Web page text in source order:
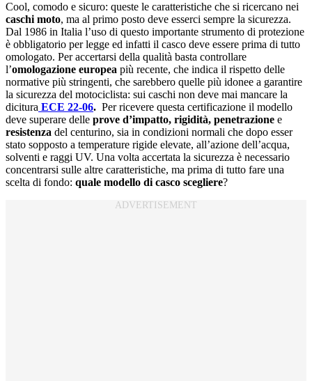
Cool, comodo e sicuro: queste le caratteristiche che si ricercano nei
caschi moto, ma al primo posto deve esserci sempre la sicurezza.
Dal 1986 in Italia l’uso di questo importante strumento di protezione
è obbligatorio per legge ed infatti il casco deve essere prima di tutto
omologato. Per accertarsi della qualità basta controllare
l’omologazione europea più recente, che indica il rispetto delle
normative più stringenti, che sarebbero quelle più idonee a garantire
la sicurezza del motociclista: sui caschi non deve mai mancare la
dicitura ECE 22-06. Per ricevere questa certificazione il modello
deve superare delle prove d’impatto, rigidità, penetrazione e
resistenza del centurino, sia in condizioni normali che dopo esser
stato sopposto a temperature rigide elevate, all’azione dell’acqua,
solventi e raggi UV. Una volta accertata la sicurezza è necessario
concentrarsi sulle altre caratteristiche, ma prima di tutto fare una
scelta di fondo: quale modello di casco scegliere?